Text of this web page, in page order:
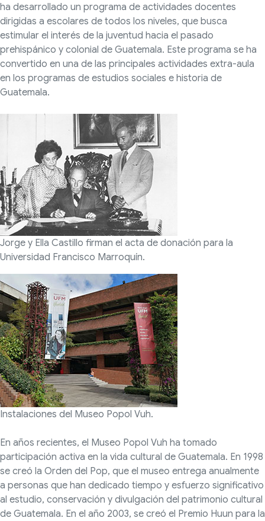
ha desarrollado un programa de actividades docentes
dirigidas a escolares de todos los niveles, que busca
estimular el interés de la juventud hacia el pasado
prehispánico y colonial de Guatemala. Este programa se ha
convertido en una de las principales actividades extra-aula
en los programas de estudios sociales e historia de
Guatemala.
Jorge y Ella Castillo firman el acta de donación para la
Universidad Francisco Marroquín.
Instalaciones del Museo Popol Vuh.
En años recientes, el Museo Popol Vuh ha tomado
participación activa en la vida cultural de Guatemala. En 1998
se creó la Orden del Pop, que el museo entrega anualmente
a personas que han dedicado tiempo y esfuerzo significativo
al estudio, conservación y divulgación del patrimonio cultural
de Guatemala. En el año 2003, se creó el Premio Huun para la